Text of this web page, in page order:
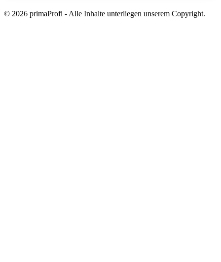
Bestatter Callcenter
© 2026 primaProfi - Alle Inhalte unterliegen unserem Copyright.